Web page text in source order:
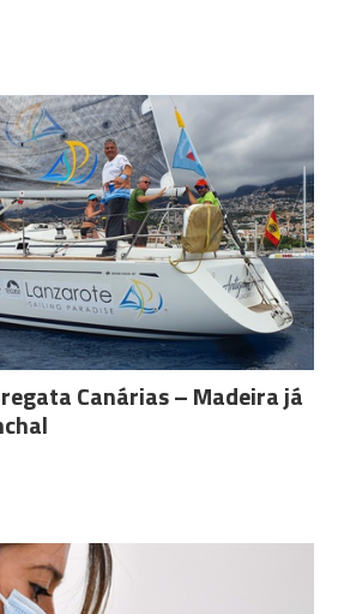
Canárias – Madeira já